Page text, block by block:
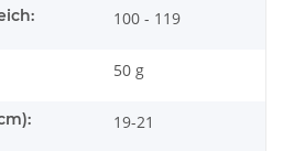
100 - 119
50 g
19-21